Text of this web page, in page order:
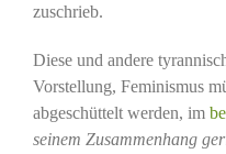
zuschrieb.
Diese und andere
Vorstellung, Feminismus
abgeschüttelt werden, im
seinem Zusammenhang